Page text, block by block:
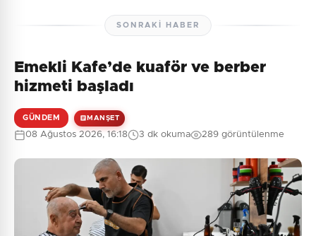
SONRAKI HABER
Emekli Kafe’de kuaför ve berber
hizmeti başladı
GÜNDEM MANŞET
08 Ağustos 2026, 16:18 3 dk okuma 289 görüntülenme